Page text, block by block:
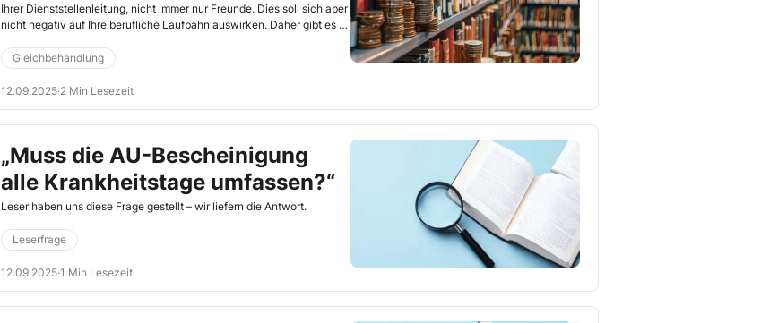
Ihrer Dienststellenleitung, nicht immer nur Freunde. Dies soll sich aber
nicht negativ auf Ihre berufliche Laufbahn auswirken. Daher gibt es §
Benachteiligungsverbot. Ganz allgemein könnte man sagen, dass
Ihnen durch Ihre Tätigkeit als Personalrat kein Vorteil, aber auch kein
Nachteil entstehen soll.
Gleichbehandlung
12.09.2025·2 Min Lesezeit
„Muss die AU-Bescheinigung
alle Krankheitstage umfassen?“
Leser haben uns diese Frage gestellt – wir liefern die Antwort.
Leserfrage
12.09.2025·1 Min Lesezeit